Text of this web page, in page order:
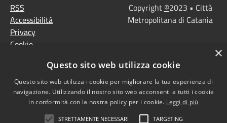
RSS
Accessibilità
Privacy
Cookie
Note Legali
Agenzia per l'Italia
digitale
Copyright ©2023 • Città
Metropolitana di Catania
×
Questo sito web utilizza cookie
Questo sito web utilizza i cookie per migliorare la tua esperienza di
navigazione. Utilizzando il nostro sito web acconsenti a tutti i cookie
in conformità con la nostra policy per i cookie. Leggi di più
STRETTAMENTE NECESSARI TARGETING